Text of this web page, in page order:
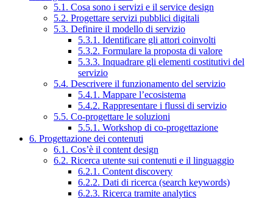
5.1. Cosa sono i servizi e il service design
5.2. Progettare servizi pubblici digitali
5.3. Definire il modello di servizio
5.3.1. Identificare gli attori coinvolti
5.3.2. Formulare la proposta di valore
5.3.3. Inquadrare gli elementi costitutivi del
servizio
5.4. Descrivere il funzionamento del servizio
5.4.1. Mappare l’ecosistema
5.4.2. Rappresentare i flussi di servizio
5.5. Co-progettare le soluzioni
5.5.1. Workshop di co-progettazione
6. Progettazione dei contenuti
6.1. Cos’è il content design
6.2. Ricerca utente sui contenuti e il linguaggio
6.2.1. Content discovery
6.2.2. Dati di ricerca (search keywords)
6.2.3. Ricerca tramite analytics